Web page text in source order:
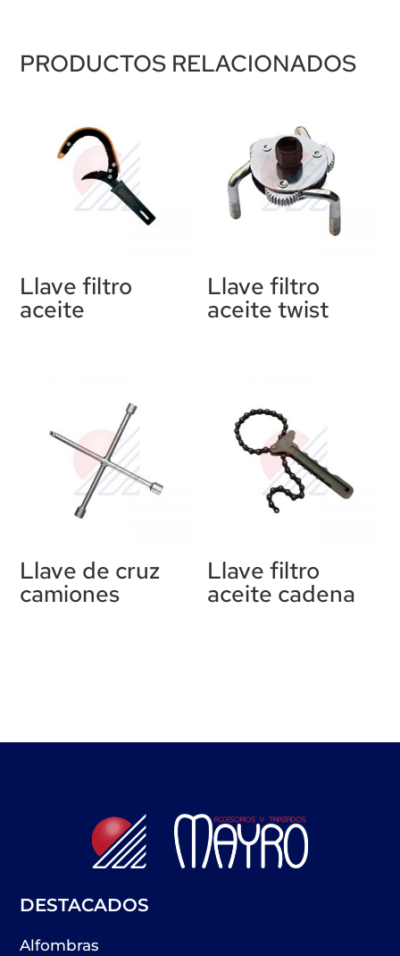
PRODUCTOS RELACIONADOS
Llave filtro
aceite
Llave filtro
aceite twist
Llave de cruz
camiones
Llave filtro
aceite cadena
DESTACADOS
Alfombras